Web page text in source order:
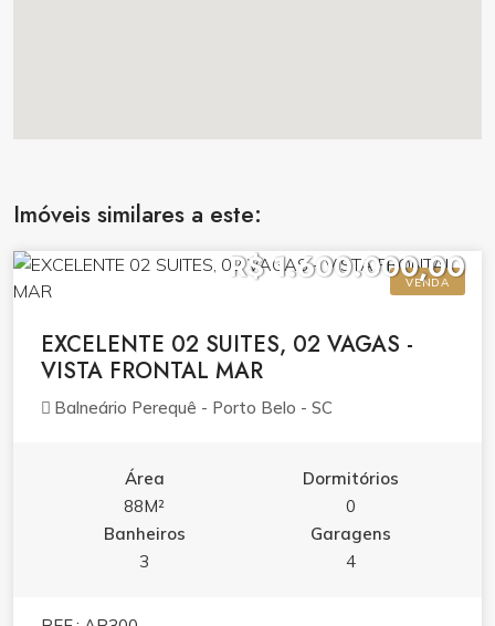
Imóveis similares a este:
VENDA
R$ 1.600.000,00
EXCELENTE 02 SUITES, 02 VAGAS -
VISTA FRONTAL MAR
Balneário Perequê - Porto Belo - SC
Área
88M²
Dormitórios
0
Banheiros
3
Garagens
4